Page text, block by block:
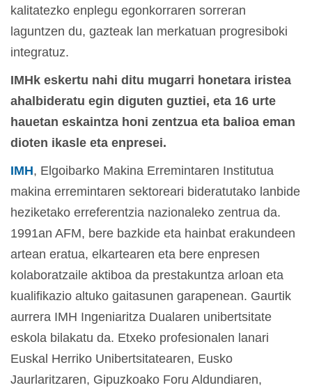
kalitatezko enplegu egonkorraren sorreran
laguntzen du, gazteak lan merkatuan progresiboki
integratuz.
IMHk eskertu nahi ditu mugarri honetara iristea
ahalbideratu egin diguten guztiei, eta 16 urte
hauetan eskaintza honi zentzua eta balioa eman
dioten ikasle eta enpresei.
IMH, Elgoibarko Makina Erremintaren Institutua
makina erremintaren sektoreari bideratutako lanbide
heziketako erreferentzia nazionaleko zentrua da.
1991an AFM, bere bazkide eta hainbat erakundeen
artean eratua, elkartearen eta bere enpresen
kolaboratzaile aktiboa da prestakuntza arloan eta
kualifikazio altuko gaitasunen garapenean. Gaurtik
aurrera IMH Ingeniaritza Dualaren unibertsitate
eskola bilakatu da. Etxeko profesionalen lanari
Euskal Herriko Unibertsitatearen, Eusko
Jaurlaritzaren, Gipuzkoako Foru Aldundiaren,